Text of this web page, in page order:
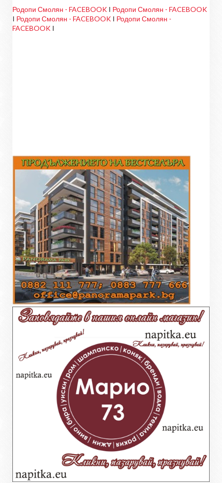
Родопи Смолян - FACEBOOK I Родопи Смолян - FACEBOOK
I Родопи Смолян - FACEBOOK I Родопи Смолян -
FACEBOOK I